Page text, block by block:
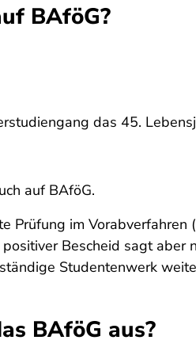
BAföG?
das 45.
auf BAföG.
Prüfung im
Bescheid sagt aber
Studentenwerk
BAföG aus?